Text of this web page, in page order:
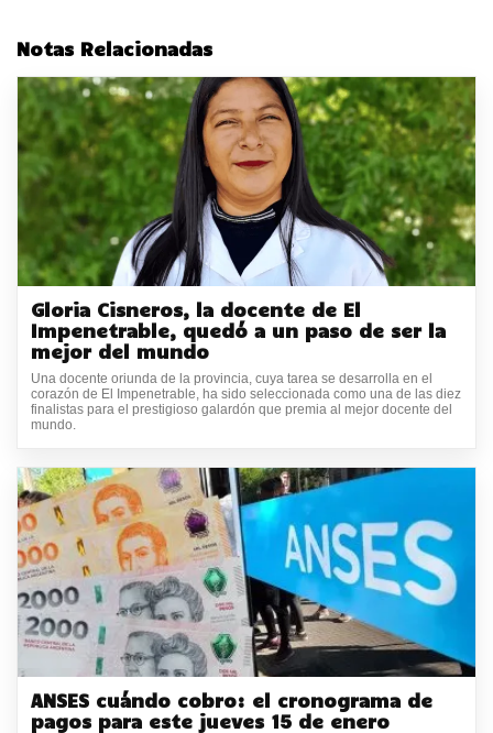
Notas Relacionadas
Gloria Cisneros, la docente de El
Impenetrable, quedó a un paso de ser la
mejor del mundo
Una docente oriunda de la provincia, cuya tarea se desarrolla en el
corazón de El Impenetrable, ha sido seleccionada como una de las diez
finalistas para el prestigioso galardón que premia al mejor docente del
mundo.
ANSES cuándo cobro: el cronograma de
pagos para este jueves 15 de enero